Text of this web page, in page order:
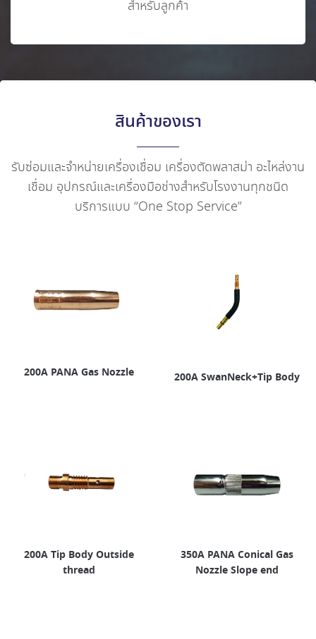
สำหรับลูกค้า
สินค้าของเรา
รับซ่อมและจำหน่ายเครื่องเชื่อม เครื่องตัดพลาสม่า อะไหล่งาน
เชื่อม อุปกรณ์และเครื่องมือช่างสำหรับโรงงานทุกชนิด
บริการแบบ “One Stop Service”
200A PANA Gas Nozzle 200A SwanNeck+Tip Body
200A Tip Body Outside
thread
350A PANA Conical Gas
Nozzle Slope end